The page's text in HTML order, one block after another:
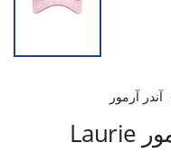
آندر آرمور
کلاه کپ Unisex آندر آرمور Laurie